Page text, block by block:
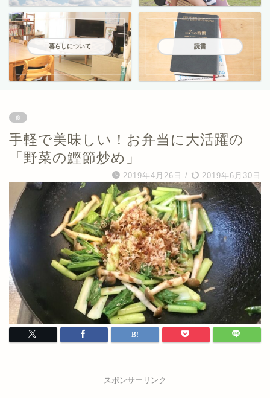
暮らしについて 読書
食
手軽で美味しい！お弁当に大活躍の
「野菜の鰹節炒め」
2019年4月26日 / 2019年6月30日
スポンサーリンク